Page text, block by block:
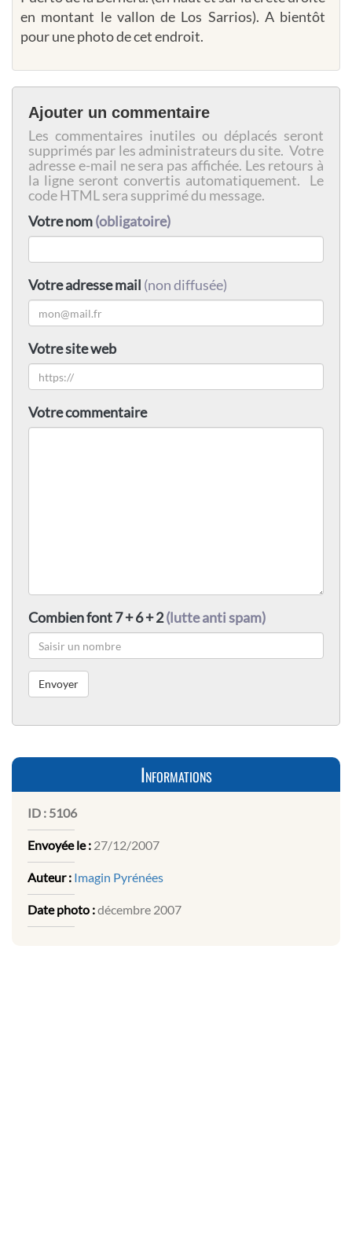
en montant le vallon de Los Sarrios). A bientôt
pour une photo de cet endroit.
Ajouter un commentaire
Les commentaires inutiles ou déplacés seront
supprimés par les administrateurs du site. Votre
adresse e-mail ne sera pas affichée. Les retours à
la ligne seront convertis automatiquement. Le
code HTML sera supprimé du message.
Votre nom(obligatoire)
Votre adresse mail (non diffusée)
Votre site web
Votre commentaire
Combien font 7 + 6 + 2(lutte anti spam)
Informations
ID : 5106
Envoyée le : 27/12/2007
Auteur : Imagin Pyrénées
Date photo :décembre 2007